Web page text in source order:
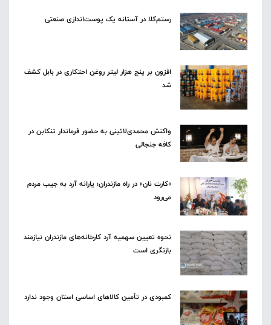
رستم‌کلا در آستانه یک پوست‌اندازی صنعتی
افزون بر پنج هزار لیتر روغن احتکاری در بابل کشف
شد
واکنش محمدی‌لائینی به حضور فرماندار تنکابن در
کافه جنجالی
«کارت نان» در راه مازندران؛ یارانه آرد به جیب مردم
می‌رود
نحوه تعیین سهمیه آرد کارخانه‌های مازندران نیازمند
بازنگری است
کمبودی در تأمین کالاهای اساسی استان وجود ندارد